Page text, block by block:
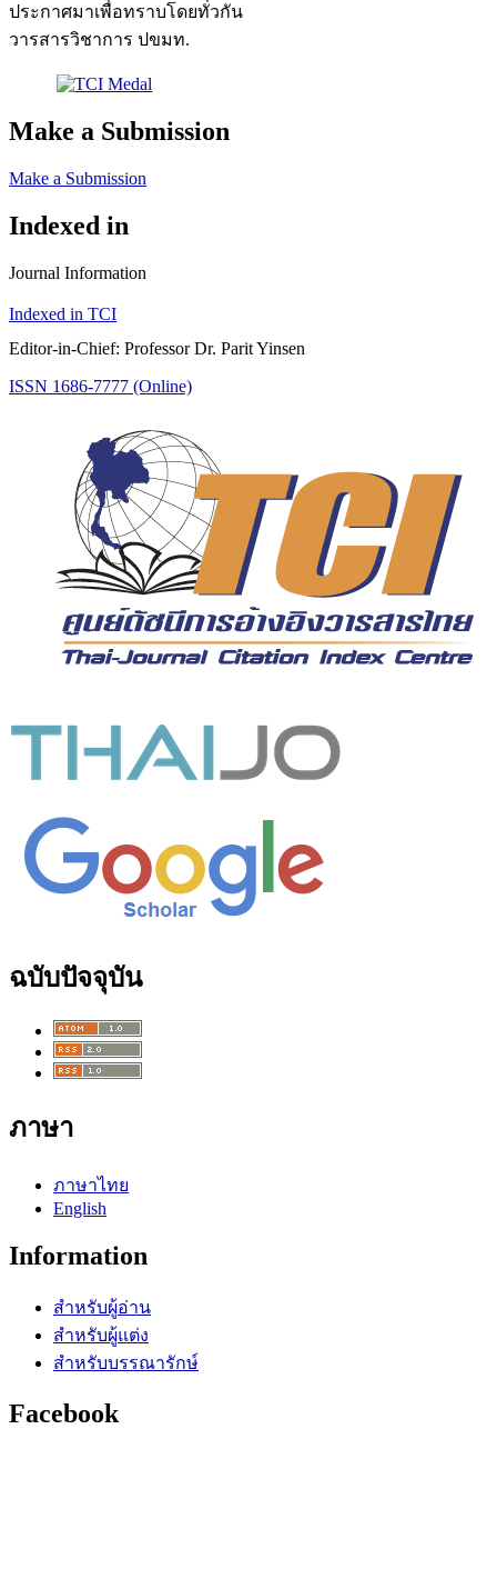
ประกาศมาเพื่อทราบโดยทั่วกัน
วารสารวิชาการ ปขมท.
Make a Submission
Make a Submission
Indexed in
Journal Information
Indexed in TCI
Editor-in-Chief: Professor Dr. Parit Yinsen
ISSN 1686-7777 (Online)
ฉบับปัจจุบัน
ภาษา
ภาษาไทย
English
Information
สำหรับผู้อ่าน
สำหรับผู้แต่ง
สำหรับบรรณารักษ์
Facebook